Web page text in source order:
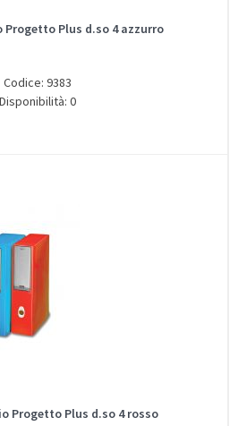
Plus d.so 4 azzurro
Codice: 9383
Disponibilità: 0
Progetto Plus d.so 4 rosso